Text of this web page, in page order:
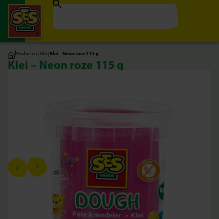
|Producten | Klei | Klei – Neon roze 115 g
Klei – Neon roze 115 g